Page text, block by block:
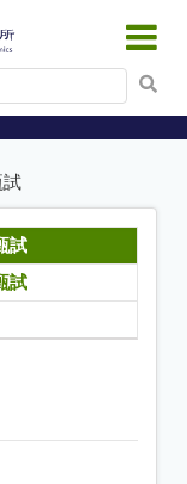
索
試
試
試